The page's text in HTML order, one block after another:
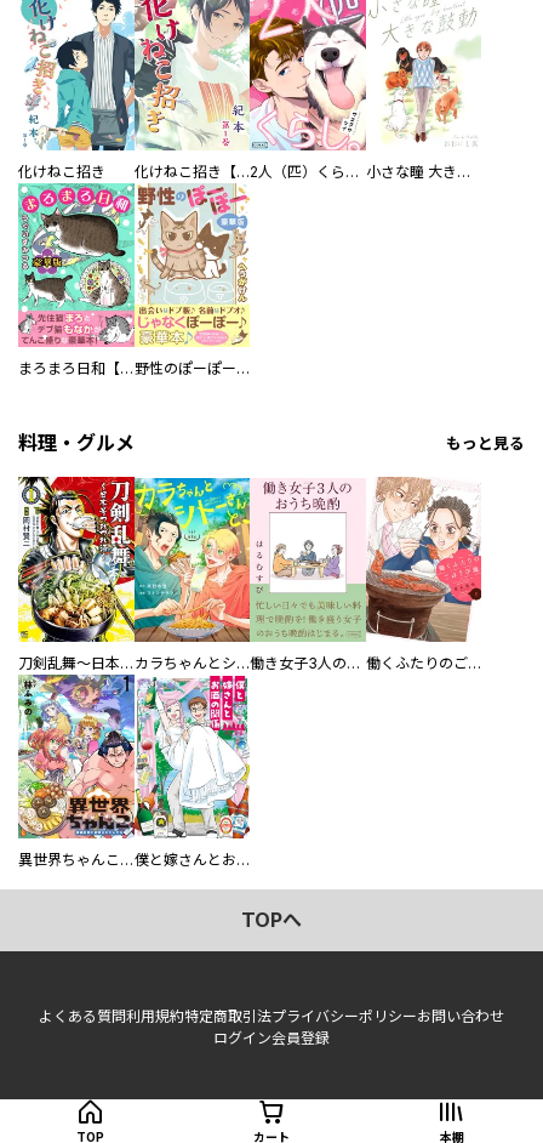
化けねこ招き 化けねこ招き【描きおろし付合冊版】 2人（匹）くらし。 小さな瞳 大きな鼓動
まろまろ日和【豪華版】 野性のぽーぽー【豪華版】
料理・グルメ もっと見る
刀剣乱舞～日本号つれづれ酒～ カラちゃんとシトーさんと、 【分冊版】 働き女子3人のおうち晩酌 働くふたりのごほうび飯
異世界ちゃんこ～横綱目前に召喚されたんだが～ 【連載版】 僕と嫁さんとお酒の関係
TOPへ
よくある質問利用規約特定商取引法プライバシーポリシーお問い合わせ
ログイン会員登録
TOP カート 本棚